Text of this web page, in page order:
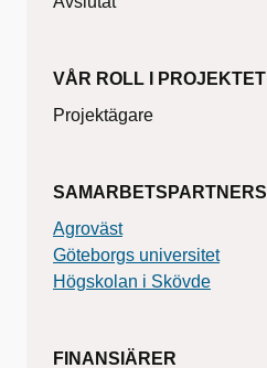
VÅR ROLL I PROJEKTET
Projektägare
SAMARBETSPARTNERS
Agroväst
Göteborgs universitet
Högskolan i Skövde
FINANSIÄRER